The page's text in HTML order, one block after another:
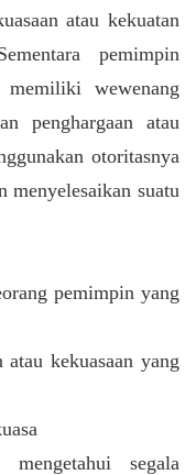
atau kekuatan
pemimpin
wewenang
penghargaan atau
otoritasnya
menyelesaikan suatu
pemimpin yang
kekuasaan yang
segala